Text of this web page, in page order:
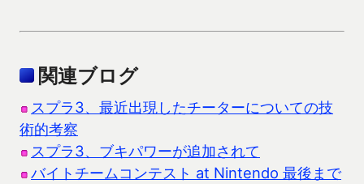
関連ブログ
スプラ3、最近出現したチーターについての技
術的考察
スプラ3、ブキパワーが追加されて
バイトチームコンテスト at Nintendo 最後まで